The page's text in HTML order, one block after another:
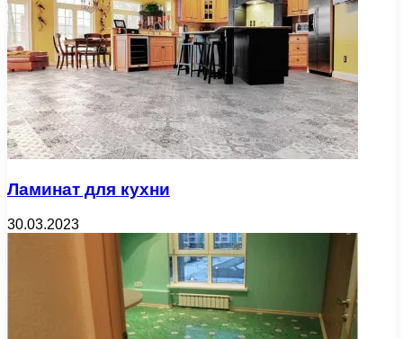
Ламинат для кухни
30.03.2023